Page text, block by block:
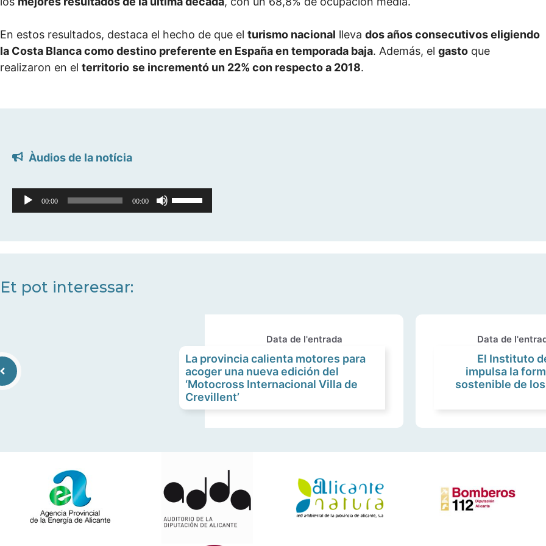
En estos resultados, destaca el hecho de que el turismo nacional lleva dos años consecutivos eligiendo
la Costa Blanca como destino preferente en España en temporada baja. Además, el gasto que
realizaron en el territorio se incrementó un 22% con respecto a 2018.
Àudios de la notícia
Reproductor
d'àudio
00:00 00:00
Feu
servir
tecles
per
incrementar
disminuir
Et pot interessar:
Data de l'entrada
La provincia calienta motores para
acoger una nueva edición del
‘Motocross Internacional Villa de
Crevillent’
Data de
El Instituto
impulsa la
sostenible de